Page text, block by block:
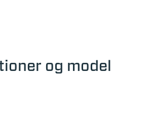
og model